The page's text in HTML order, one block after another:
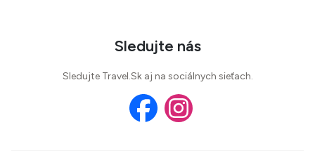
Sledujte nás
Sledujte Travel.Sk aj na sociálnych sieťach.